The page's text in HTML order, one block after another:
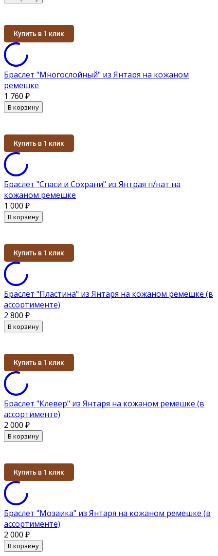
Купить в 1 клик
Браслет "Многослойный" из Янтаря на кожаном
ремешке
1 760 ₽
В корзину
Купить в 1 клик
Браслет "Спаси и Сохрани" из Янтрая п/нат на
кожаном ремешке
1 000 ₽
В корзину
Купить в 1 клик
Браслет "Пластина" из Янтаря на кожаном ремешке (в
ассортименте)
2 800 ₽
В корзину
Купить в 1 клик
Браслет "Клевер" из Янтаря на кожаном ремешке (в
ассортименте)
2 000 ₽
В корзину
Купить в 1 клик
Браслет "Мозаика" из Янтаря на кожаном ремешке (в
ассортименте)
2 000 ₽
В корзину